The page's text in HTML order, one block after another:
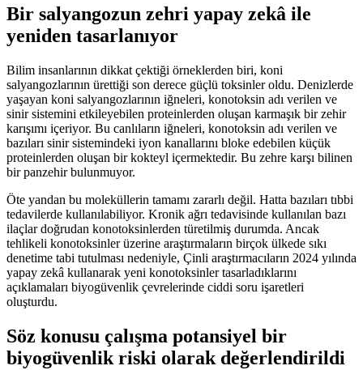
Bir salyangozun zehri yapay zekâ ile
yeniden tasarlanıyor
Bilim insanlarının dikkat çektiği örneklerden biri, koni
salyangozlarının ürettiği son derece güçlü toksinler oldu. Denizlerde
yaşayan koni salyangozlarının iğneleri, konotoksin adı verilen ve
sinir sistemini etkileyebilen proteinlerden oluşan karmaşık bir zehir
karışımı içeriyor. Bu canlıların iğneleri, konotoksin adı verilen ve
bazıları sinir sistemindeki iyon kanallarını bloke edebilen küçük
proteinlerden oluşan bir kokteyl içermektedir. Bu zehre karşı bilinen
bir panzehir bulunmuyor.
Öte yandan bu moleküllerin tamamı zararlı değil. Hatta bazıları tıbbi
tedavilerde kullanılabiliyor. Kronik ağrı tedavisinde kullanılan bazı
ilaçlar doğrudan konotoksinlerden türetilmiş durumda. Ancak
tehlikeli konotoksinler üzerine araştırmaların birçok ülkede sıkı
denetime tabi tutulması nedeniyle, Çinli araştırmacıların 2024 yılında
yapay zekâ kullanarak yeni konotoksinler tasarladıklarını
açıklamaları biyogüvenlik çevrelerinde ciddi soru işaretleri
oluşturdu.
Söz konusu çalışma potansiyel bir
biyogüvenlik riski olarak değerlendirildi